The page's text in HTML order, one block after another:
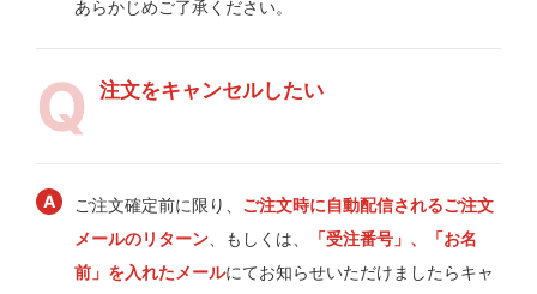
あらかじめご了承ください。
注文をキャンセルしたい
ご注文確定前に限り、 ご注文時に自動配信されるご注文
メールのリターン、もしくは、
「受注番号」、「お名
前」を入れたメールにてお知らせいただけましたらキャ